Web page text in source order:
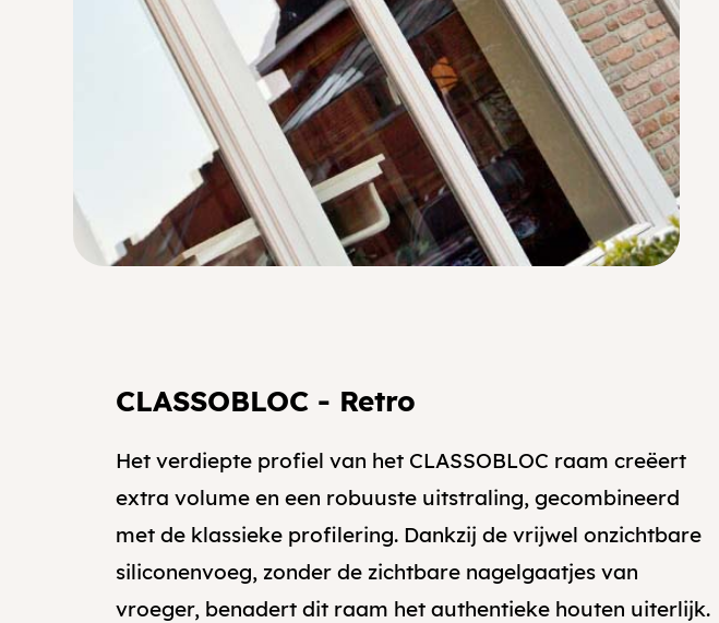
CLASSOBLOC - Retro
Het verdiepte profiel van het CLASSOBLOC raam creëert
extra volume en een robuuste uitstraling, gecombineerd
met de klassieke profilering. Dankzij de vrijwel onzichtbare
siliconenvoeg, zonder de zichtbare nagelgaatjes van
vroeger, benadert dit raam het authentieke houten uiterlijk.